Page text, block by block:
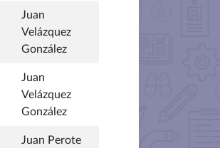
Juan
Velázquez
González
Juan
Velázquez
González
Juan Perote